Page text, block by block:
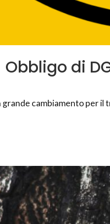
Obbligo di
grande cambiamento per